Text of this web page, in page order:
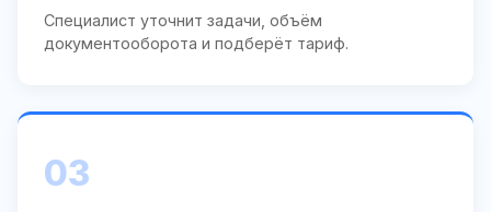
Специалист уточнит задачи, объём
документооборота и подберёт тариф.
03